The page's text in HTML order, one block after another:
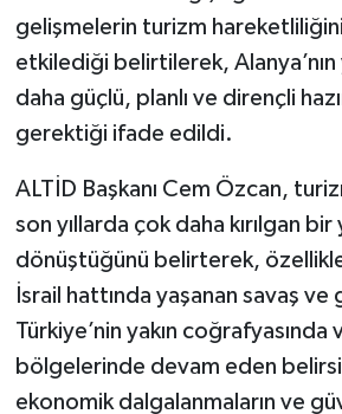
gelişmelerin turizm
etkilediği belirtilerek,
daha güçlü, planlı ve dirençli
gerektiği ifade edildi.
ALTİD Başkanı Cem Özcan,
son yıllarda çok daha kırılgan bir
dönüştüğünü belirterek,
İsrail hattında yaşanan savaş ve
Türkiye’nin yakın coğrafyasında
bölgelerinde devam eden
ekonomik dalgalanmaların ve